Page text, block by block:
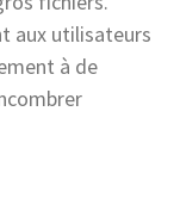
aux utilisateurs
à de